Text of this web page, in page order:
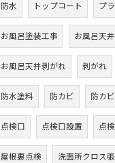
防水 トップコート プ
お風呂塗装工事 お風呂天井
お風呂天井剥がれ 剥がれ
防水塗料 防カビ 防カ
点検口 点検口設置 点検
屋根裏点検 洗面所クロス